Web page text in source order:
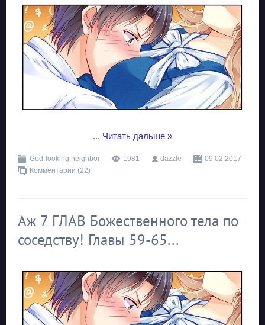
... Читать дальше »
God-looking neighbor 1981 dazzle
09.02.2017
Комментарии (22)
Аж 7 ГЛАВ Божественного тела по
соседству! Главы 59-65...